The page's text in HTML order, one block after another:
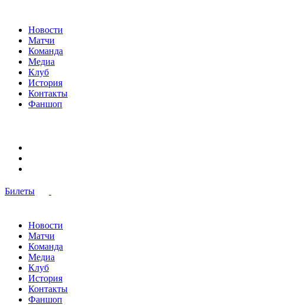
Новости
Матчи
Команда
Медиа
Клуб
История
Контакты
Фаншоп
Билеты
Новости
Матчи
Команда
Медиа
Клуб
История
Контакты
Фаншоп